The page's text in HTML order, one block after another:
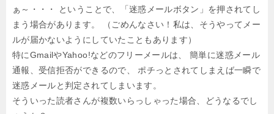
ぁ～・・・
ということで、「迷惑メールボタン」を押されてし
まう場合があります。
（ごめんなさい！私は、そうやってメー
ルが届かないようにしていたこともあります）
特にGmailやYahoo!などのフリーメールは、
簡単に迷惑メール
通報、受信拒否ができるので、
ポチっとされてしまえば一瞬で
迷惑メールと判定されてしまいます。
そういった読者さんが複数いらっしゃった場合、どうなるでし